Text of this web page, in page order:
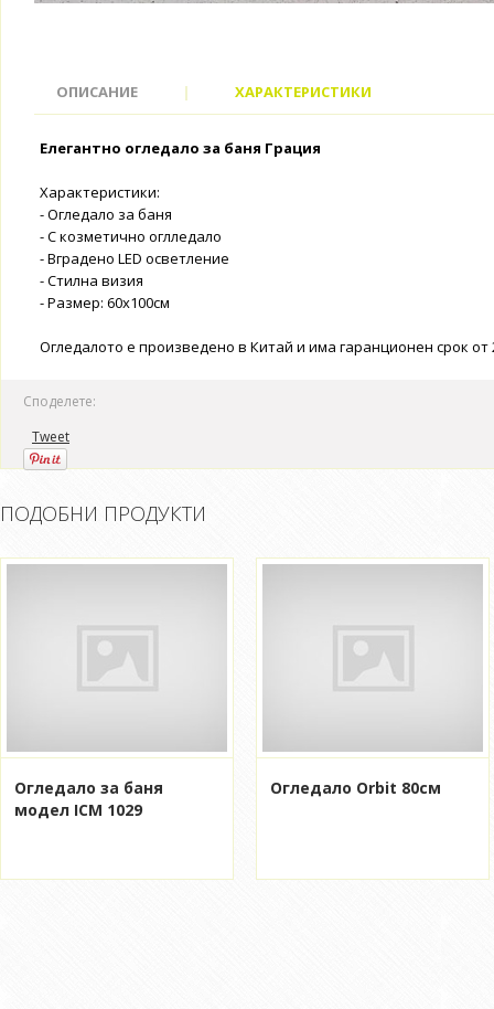
ОПИСАНИЕ | ХАРАКТЕРИСТИКИ
Елегантно огледало за баня Грация
Характеристики:
- Огледало за баня
- С козметично оглледало
- Вградено LED осветление
- Стилна визия
- Размер: 60x100см
Огледалото е произведено в Китай и има гаранционен срок от
Споделете:
Tweet
ПОДОБНИ ПРОДУКТИ
Огледало за баня
модел ICM 1029
Огледало Orbit 80см